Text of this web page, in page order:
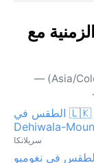
مع
هذه المدن تتشارك توقيت غالي المحلي (Asia/Colombo) —
🇱🇰 الطقس في
Dehiwala-
سريلانكا